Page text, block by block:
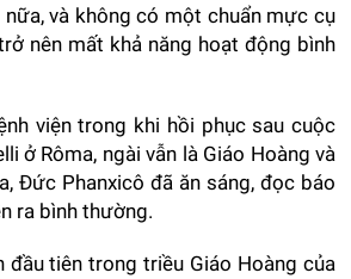
và không có một chuẩn mực cụ
nên mất khả năng hoạt động bình
viện trong khi hồi phục sau cuộc
ở Rôma, ngài vẫn là Giáo Hoàng và
Đức Phanxicô đã ăn sáng, đọc báo
ra bình thường.
đầu tiên trong triều Giáo Hoàng của